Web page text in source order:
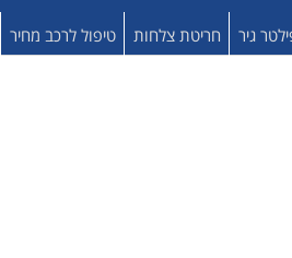
גיר חריטת צלחות טיפול לרכב מחיר